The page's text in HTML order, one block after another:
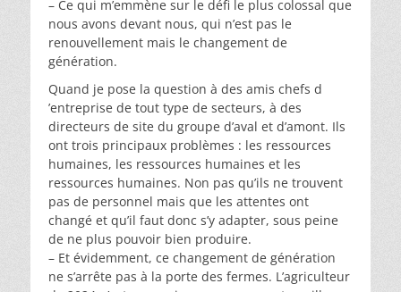
– Ce qui m’emmène sur le défi le plus colossal que
nous avons devant nous, qui n’est pas le
renouvellement mais le changement de
génération.
Quand je pose la question à des amis chefs d
’entreprise de tout type de secteurs, à des
directeurs de site du groupe d’aval et d’amont. Ils
ont trois principaux problèmes : les ressources
humaines, les ressources humaines et les
ressources humaines. Non pas qu’ils ne trouvent
pas de personnel mais que les attentes ont
changé et qu’il faut donc s’y adapter, sous peine
de ne plus pouvoir bien produire.
– Et évidemment, ce changement de génération
ne s’arrête pas à la porte des fermes. L’agriculteur